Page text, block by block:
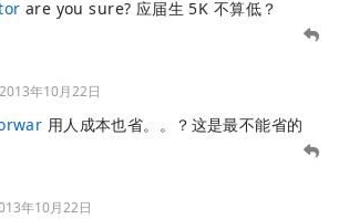
are you sure? 应届生 5K 不算低？
2013年10月22日
用人成本也省。。？这是最不能省的
年10月22日